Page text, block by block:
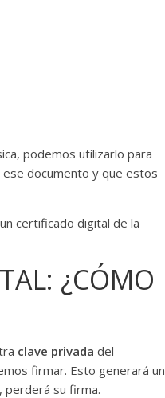
podemos utilizarlo para
documento y que estos
certificado digital de la
¿CÓMO
clave privada del
firmar. Esto generará un
perderá su firma.